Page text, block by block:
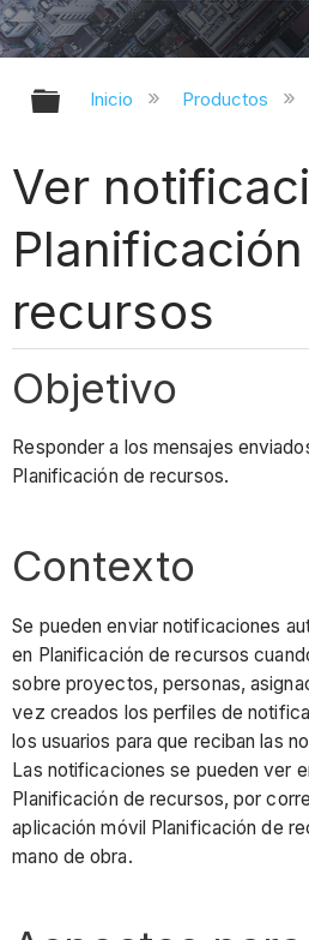
Expandir/
Inicio Productos
Ver
recursos
Objetivo
Responder a los mensajes
Planificación de recursos.
Contexto
Se pueden enviar notificaciones
en Planificación de recursos
sobre proyectos, personas,
vez creados los perfiles de
los usuarios para que reciban las
Las notificaciones se pueden ver
Planificación de recursos, por
aplicación móvil Planificación de
mano de obra.